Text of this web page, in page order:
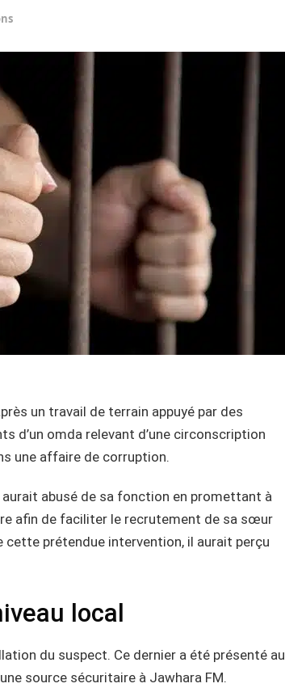
un travail de terrain appuyé par des
d’un omda relevant d’une circonscription
une affaire de corruption.
aurait abusé de sa fonction en promettant à
afin de faciliter le recrutement de sa sœur
prétendue intervention, il aurait perçu
local
du suspect. Ce dernier a été présenté au
source sécuritaire à Jawhara FM.